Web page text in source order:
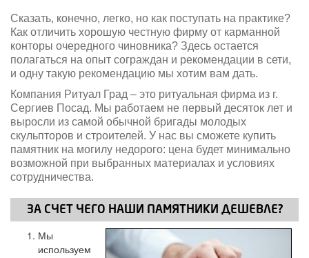
Сказать, конечно, легко, но как поступать на практике?
Как отличить хорошую честную фирму от карманной
конторы очередного чиновника? Здесь остается
полагаться на опыт сограждан и рекомендации в сети,
и одну такую рекомендацию мы хотим вам дать.
Компания Ритуал Град – это ритуальная фирма из г.
Сергиев Посад. Мы работаем не первый десяток лет и
выросли из самой обычной бригады молодых
скульпторов и строителей. У нас вы сможете купить
памятник на могилу недорого: цена будет минимально
возможной при выбранных материалах и условиях
сотрудничества.
ЗА СЧЕТ ЧЕГО НАШИ ПАМЯТНИКИ ДЕШЕВЛЕ?
Мы
используем